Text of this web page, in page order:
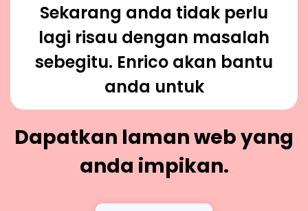
Sekarang anda tidak perlu
lagi risau dengan masalah
sebegitu. Enrico akan bantu
anda untuk
Dapatkan laman web yang
anda impikan.